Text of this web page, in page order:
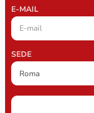
E-MAIL
SEDE